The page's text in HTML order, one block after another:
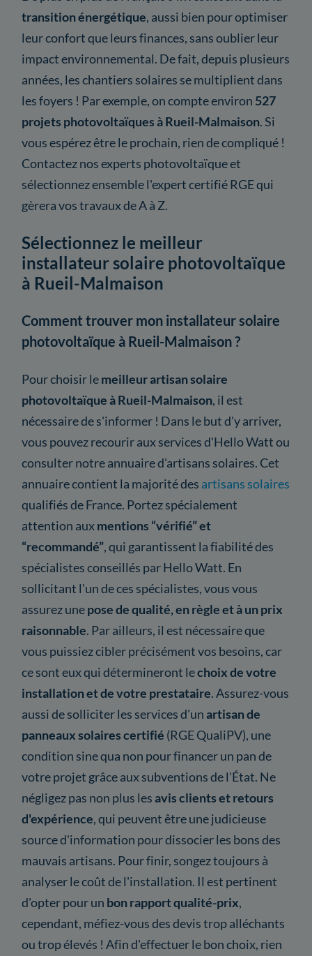
transition énergétique, aussi bien pour optimiser
leur confort que leurs finances, sans oublier leur
impact environnemental. De fait, depuis plusieurs
années, les chantiers solaires se multiplient dans
les foyers ! Par exemple, on compte environ 527
projets photovoltaïques à Rueil-Malmaison. Si
vous espérez être le prochain, rien de compliqué !
Contactez nos experts photovoltaïque et
sélectionnez ensemble l'expert certifié RGE qui
gèrera vos travaux de A à Z.
Sélectionnez le meilleur
installateur solaire photovoltaïque
à Rueil-Malmaison
Comment trouver mon installateur solaire
photovoltaïque à Rueil-Malmaison ?
Pour choisir lemeilleur artisan solaire
photovoltaïque à Rueil-Malmaison, il est
nécessaire de s'informer ! Dans le but d'y arriver,
vous pouvez recourir aux services d'Hello Watt ou
consulter notre annuaire d'artisans solaires. Cet
annuaire contient la majorité des artisans solaires
qualifiés de France. Portez spécialement
attention auxmentions “vérifié” et
“recommandé”, qui garantissent la fiabilité des
spécialistes conseillés par Hello Watt. En
sollicitant l'un de ces spécialistes, vous vous
assurez unepose de qualité, en règle et à un prix
raisonnable. Par ailleurs, il est nécessaire que
vous puissiez cibler précisément vos besoins, car
ce sont eux qui détermineront lechoix de votre
installation et de votre prestataire. Assurez-vous
aussi de solliciter les services d'unartisan de
panneaux solaires certifié (RGE QualiPV), une
condition sine qua non pour financer un pan de
votre projet grâce aux subventions de l'État. Ne
négligez pas non plus lesavis clients et retours
d'expérience, qui peuvent être une judicieuse
source d'information pour dissocier les bons des
mauvais artisans. Pour finir, songez toujours à
analyser le coût de l'installation. Il est pertinent
d'opter pour un bon rapport qualité-prix,
cependant, méfiez-vous des devis trop alléchants
ou trop élevés ! Afin d'effectuer le bon choix, rien